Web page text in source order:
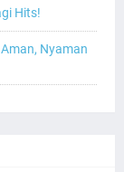
Hits!
Nyaman